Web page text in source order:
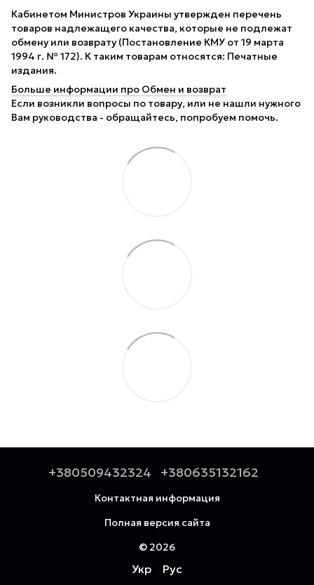
Кабинетом Министров Украины утвержден перечень
товаров надлежащего качества, которые не подлежат
обмену или возврату (Постановление КМУ от 19 марта
1994 г. № 172). К таким товарам относятся: Печатные
издания.
Больше информации про Обмен и возврат
Если возникли вопросы по товару, или не нашли нужного
Вам руководства - обращайтесь, попробуем помочь.
+380509432324 +380635132162
Контактная информация
Полная версия сайта
© 2026
Укр Рус